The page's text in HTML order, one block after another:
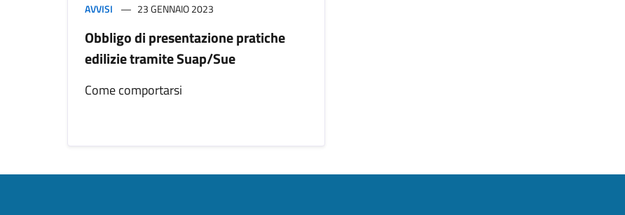
AVVISI 23 GENNAIO 2023
Obbligo di presentazione pratiche
edilizie tramite Suap/Sue
Come comportarsi